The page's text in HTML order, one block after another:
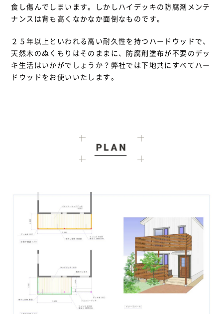
食し傷んでしまいます。しかしハイデッキの防腐剤メンテ
ナンスは背も高くなかなか面倒なものです。
２５年以上といわれる高い耐久性を持つハードウッドで、
天然木のぬくもりはそのままに、防腐剤塗布が不要のデッ
キ生活はいかがでしょうか？弊社では下地共にすべてハー
ドウッドをお使いいたします。